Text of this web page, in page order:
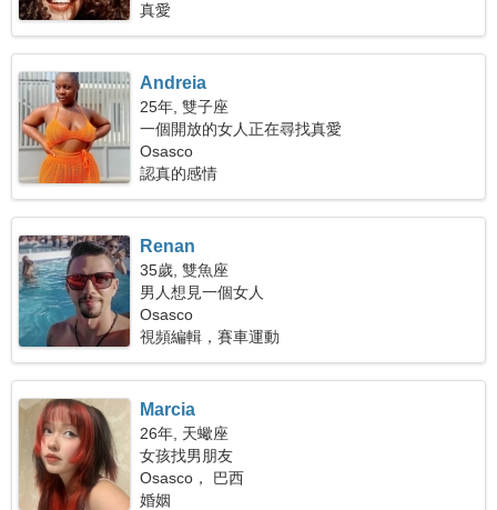
真愛
Andreia
25年, 雙子座
一個開放的女人正在尋找真愛
Osasco
認真的感情
Renan
35歲, 雙魚座
男人想見一個女人
Osasco
視頻編輯，賽車運動
Marcia
26年, 天蠍座
女孩找男朋友
Osasco， 巴西
婚姻